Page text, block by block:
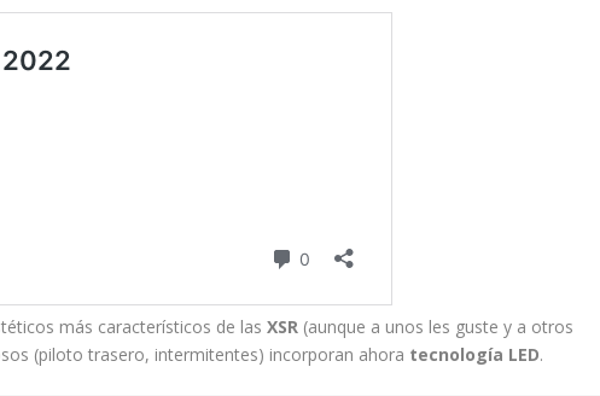
más característicos de lasXSR (aunque a unos les guste y a otros
(piloto trasero, intermitentes) incorporan ahora tecnología LED.